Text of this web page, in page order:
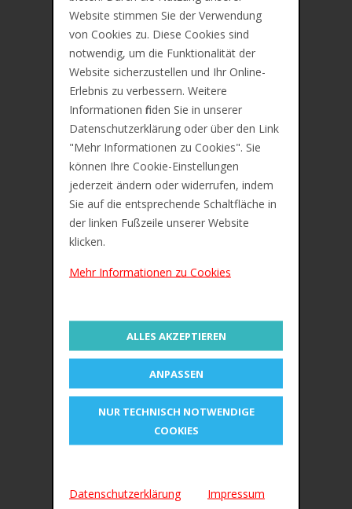
Website stimmen Sie der Verwendung
von Cookies zu. Diese Cookies sind
notwendig, um die Funktionalität der
Website sicherzustellen und Ihr Online-
Erlebnis zu verbessern. Weitere
Informationen finden Sie in unserer
Datenschutzerklärung oder über den Link
"Mehr Informationen zu Cookies". Sie
können Ihre Cookie-Einstellungen
jederzeit ändern oder widerrufen, indem
Sie auf die entsprechende Schaltfläche in
der linken Fußzeile unserer Website
klicken.
Mehr Informationen zu Cookies
ALLES AKZEPTIEREN
ANPASSEN
NUR TECHNISCH NOTWENDIGE
COOKIES
Datenschutzerklärung Impressum
12. Aug
Preis inkl. 19% MwSt. Zzgl.Versandkosten
Beschreibung
Zusätzliche Information
Bewertungen (0)
EXACOMPTA Sammelbox Cartobox, DIN A4,
25 mm
beschriftbarem Rückenschild
Maße: (B)240 x (H)320 mm
Farbe: blau
Rückenbreite: 25 mm
OEM-Nummer 18505H